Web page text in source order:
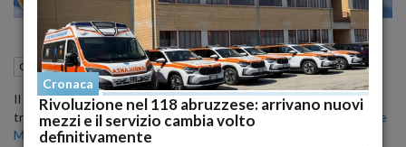
Cronaca nazionale 19 Dicembre 2012 12:51
Il magazine spagnolo ‘Cuore’ rivela cheCristiano Ronaldoavrebbe
tradito la splendida Irina Shayk con l’ex consigliera regionale
Nicole
Minetti.
Cronaca
Rivoluzione nel 118 abruzzese: arrivano nuovi
mezzi e il servizio cambia volto
definitivamente